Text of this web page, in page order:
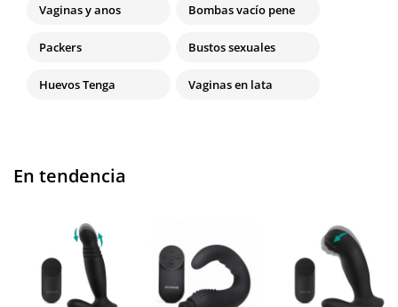
Vaginas y anos Bombas vacío pene
Packers Bustos sexuales
Huevos Tenga Vaginas en lata
En tendencia